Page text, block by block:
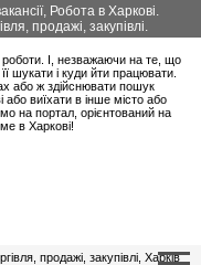
Робота в Харкові.
продажі, закупівлі.
роботи. І, незважаючи на те, що
шукати і куди йти працювати.
або ж здійснювати пошук
виїхати в інше місто або
на портал, орієнтований на
в Харкові!
продажі, закупівлі, Харків